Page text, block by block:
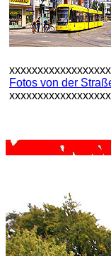
Fotos von der